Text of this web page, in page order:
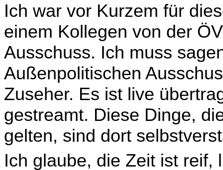
Ich war vor Kurzem für
einem Kollegen von der
Ausschuss. Ich muss
Außenpolitischen
Zuseher. Es ist live
gestreamt. Diese Dinge,
gelten, sind dort
Ich glaube, die Zeit ist reif,